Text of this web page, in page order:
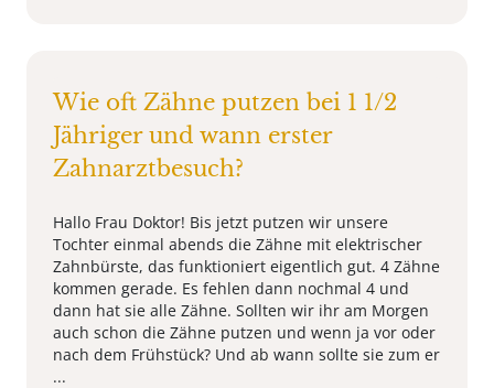
Wie oft Zähne putzen bei 1 1/2
Jähriger und wann erster
Zahnarztbesuch?
Hallo Frau Doktor! Bis jetzt putzen wir unsere
Tochter einmal abends die Zähne mit elektrischer
Zahnbürste, das funktioniert eigentlich gut. 4 Zähne
kommen gerade. Es fehlen dann nochmal 4 und
dann hat sie alle Zähne. Sollten wir ihr am Morgen
auch schon die Zähne putzen und wenn ja vor oder
nach dem Frühstück? Und ab wann sollte sie zum er
...